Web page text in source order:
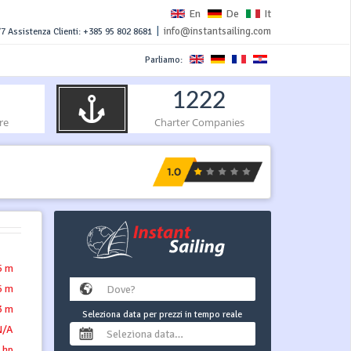
En De It
Assistenza Clienti: +385 95 802 8681 info@instantsailing.com
Parliamo:
1222
Charter Companies
m
m
m
A
Seleziona data per prezzi in tempo reale